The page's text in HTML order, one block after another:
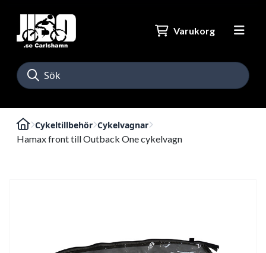
Varukorg
Cykeltillbehör Cykelvagnar
Hamax front till Outback One cykelvagn